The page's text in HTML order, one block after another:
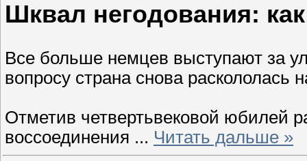
Шквал негодования:
Все больше немцев выступают за
вопросу страна снова раскололась
Отметив четвертьвековой юбилей
воссоединения ... Читать дальше »